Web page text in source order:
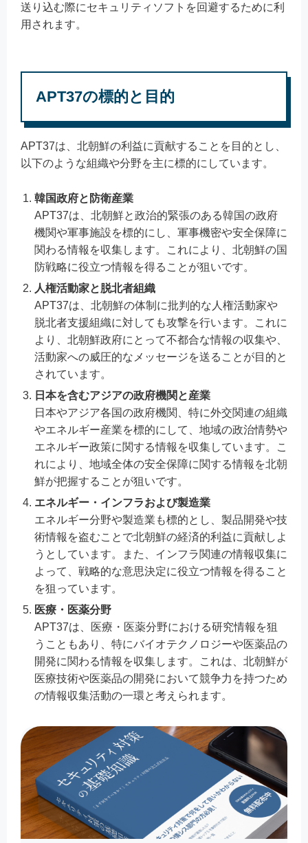
送り込む際にセキュリティソフトを回避するために利
用されます。
APT37の標的と目的
APT37は、北朝鮮の利益に貢献することを目的とし、
以下のような組織や分野を主に標的にしています。
韓国政府と防衛産業
APT37は、北朝鮮と政治的緊張のある韓国の政府
機関や軍事施設を標的にし、軍事機密や安全保障に
関わる情報を収集します。これにより、北朝鮮の国
防戦略に役立つ情報を得ることが狙いです。
人権活動家と脱北者組織
APT37は、北朝鮮の体制に批判的な人権活動家や
脱北者支援組織に対しても攻撃を行います。これに
より、北朝鮮政府にとって不都合な情報の収集や、
活動家への威圧的なメッセージを送ることが目的と
されています。
日本を含むアジアの政府機関と産業
日本やアジア各国の政府機関、特に外交関連の組織
やエネルギー産業を標的にして、地域の政治情勢や
エネルギー政策に関する情報を収集しています。こ
れにより、地域全体の安全保障に関する情報を北朝
鮮が把握することが狙いです。
エネルギー・インフラおよび製造業
エネルギー分野や製造業も標的とし、製品開発や技
術情報を盗むことで北朝鮮の経済的利益に貢献しよ
うとしています。また、インフラ関連の情報収集に
よって、戦略的な意思決定に役立つ情報を得ること
を狙っています。
医療・医薬分野
APT37は、医療・医薬分野における研究情報を狙
うこともあり、特にバイオテクノロジーや医薬品の
開発に関わる情報を収集します。これは、北朝鮮が
医療技術や医薬品の開発において競争力を持つため
の情報収集活動の一環と考えられます。